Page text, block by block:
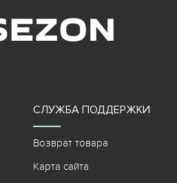
СЛУЖБА ПОДДЕРЖКИ
Возврат товара
Карта сайта